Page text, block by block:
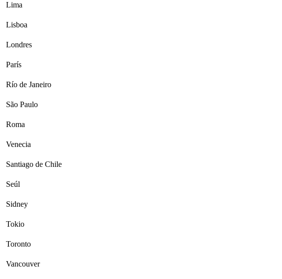
Lima
Lisboa
Londres
París
Río de Janeiro
São Paulo
Roma
Venecia
Santiago de Chile
Seúl
Sidney
Tokio
Toronto
Vancouver